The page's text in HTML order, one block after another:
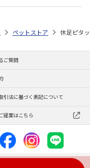
用品 ケージアクセサリ（
ペットストア 休足ピタ
ご質問
引法に基づく表記について
提案はこちら